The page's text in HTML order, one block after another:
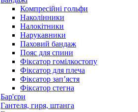
Компресійні гольфи
Наколінники
Налокітники
Нарукавники
Паховий бандаж
Пояс для спини
Фіксатор гомілкостопу
Фіксатор для плеча
Фіксатор запʼястя
Фіксатор стегна
Бар'єри
Гантеля, гиря, штанга